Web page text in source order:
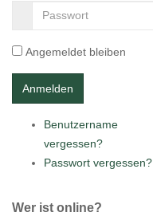
Angemeldet bleiben
Benutzername
vergessen?
Passwort vergessen?
Wer ist online?